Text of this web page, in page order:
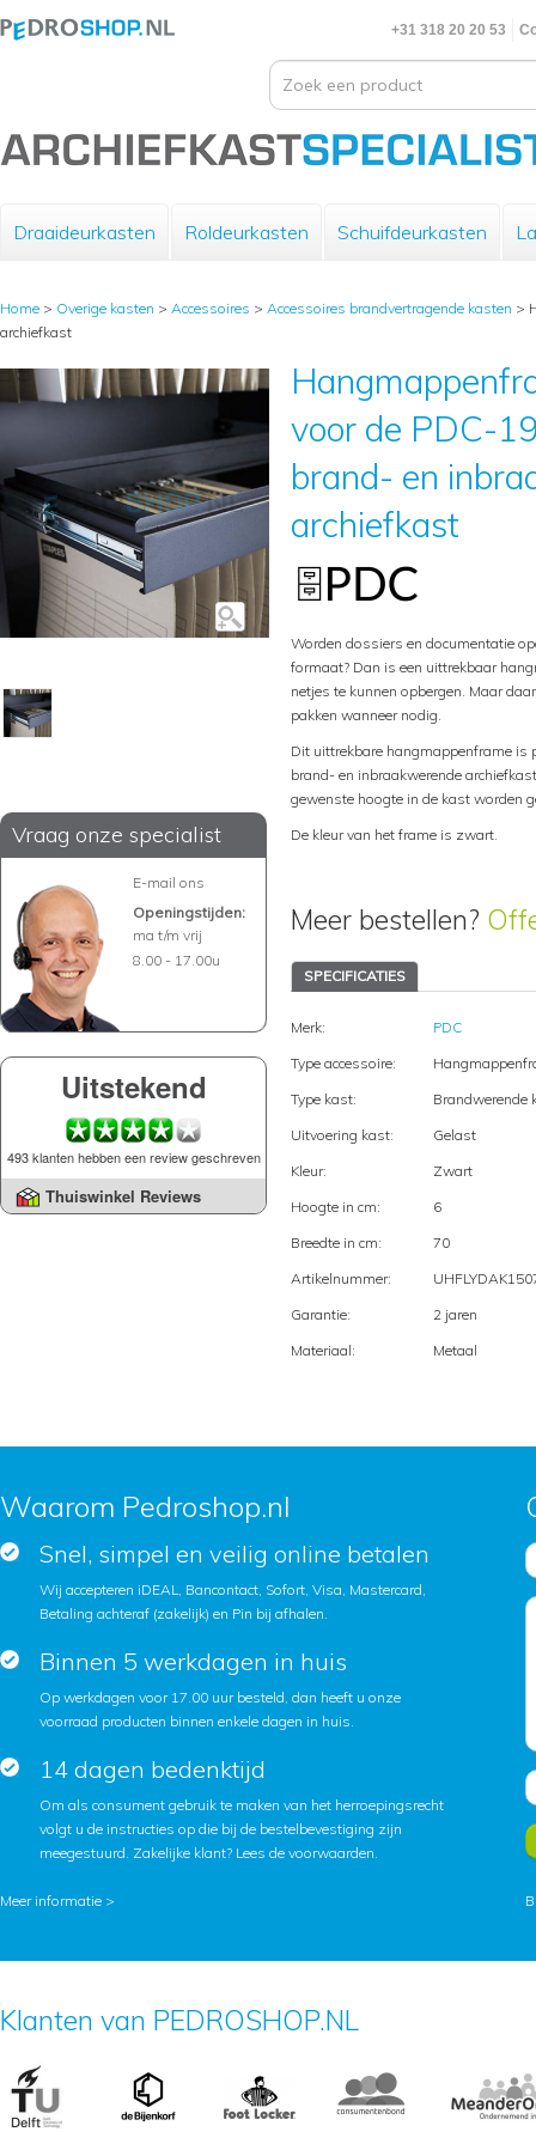
+31 318 20 20 53
Draaideurkasten Roldeurkasten Schuifdeurkasten
Home > Overige kasten > Accessoires > Accessoires brandvertragende kasten >
archiefkast
Vraag onze specialist
E-mail ons
Openingstijden:
ma t/m vrij
8.00 - 17.00u
Uitstekend
493 klanten hebben een review geschreven
Thuiswinkel Reviews
voor de PDC-
brand- en
archiefkast
Worden dossiers en documentatie
formaat? Dan is een uittrekbaar
netjes te kunnen opbergen. Maar
pakken wanneer nodig.
Dit uittrekbare hangmappenframe is
brand- en inbraakwerende
gewenste hoogte in de kast worden
De kleur van het frame is zwart.
Meer bestellen?
SPECIFICATIES
Merk:
PDC
Type accessoire:
Type kast:
Brandwerende
Uitvoering kast:
Gelast
Kleur:
Zwart
Hoogte in cm:
6
Breedte in cm:
70
Artikelnummer:
Garantie:
2 jaren
Materiaal:
Metaal
Waarom Pedroshop.nl
Snel, simpel en veilig online betalen
Wij accepteren iDEAL, Bancontact, Sofort, Visa, Mastercard,
Betaling achteraf (zakelijk) en Pin bij afhalen.
Binnen 5 werkdagen in huis
Op werkdagen voor 17.00 uur besteld, dan heeft u onze
voorraad producten binnen enkele dagen in huis.
14 dagen bedenktijd
Om als consument gebruik te maken van het herroepingsrecht
volgt u de instructies op die bij de bestelbevestiging zijn
meegestuurd. Zakelijke klant? Lees de voorwaarden.
Meer informatie >
Klanten van PEDROSHOP.NL